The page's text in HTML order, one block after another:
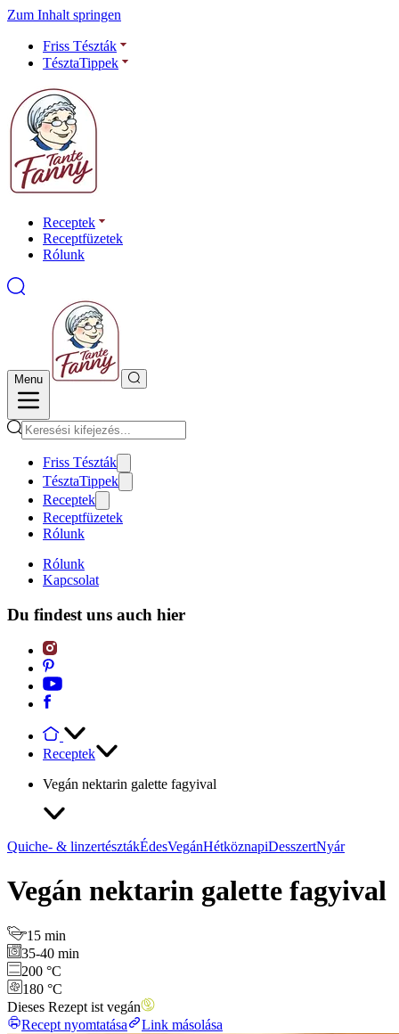
Zum Inhalt springen
Friss Tészták
TésztaTippek
Receptek
Receptfüzetek
Rólunk
Menu
Friss Tészták
TésztaTippek
Receptek
Receptfüzetek
Rólunk
Rólunk
Kapcsolat
Du findest uns auch hier
Receptek
Vegán nektarin galette fagyival
Quiche- & linzertésztákÉdesVegánHétköznapiDesszertNyár
Vegán nektarin galette fagyival
15 min
35-40 min
200 °C
180 °C
Dieses Rezept ist vegán
Recept nyomtatása
Link másolása